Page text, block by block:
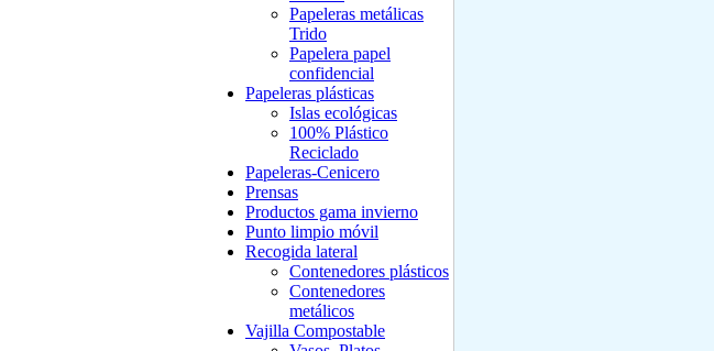
Papeleras metálicas
Trido
Papelera papel
confidencial
Papeleras plásticas
Islas ecológicas
100% Plástico
Reciclado
Papeleras-Cenicero
Prensas
Productos gama invierno
Punto limpio móvil
Recogida lateral
Contenedores plásticos
Contenedores
metálicos
Vajilla Compostable